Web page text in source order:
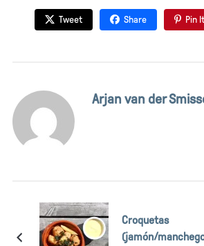
Tweet Share Pin It
Arjan van der
Croquetas
(jamón/